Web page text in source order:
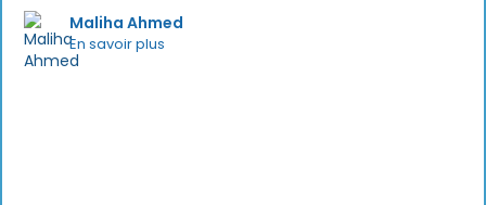
Maliha Ahmed
En savoir plus